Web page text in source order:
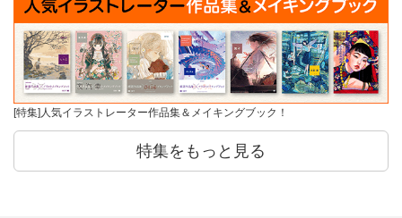
[特集]人気イラストレーター作品集＆メイキングブック！
特集をもっと見る